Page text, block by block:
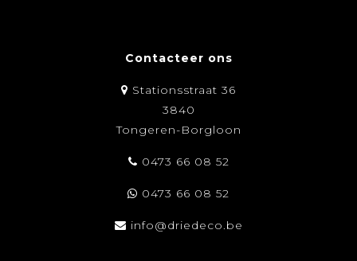
Contacteer ons
Stationsstraat 36
3840
Tongeren-Borgloon
0473 66 08 52
0473 66 08 52
info@driedeco.be